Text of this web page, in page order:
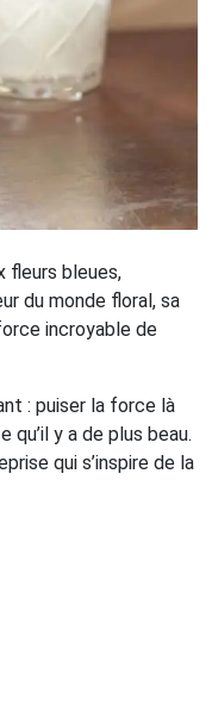
fleurs bleues,
du monde floral, sa
incroyable de
: puiser la force là
qu’il y a de plus beau.
qui s’inspire de la